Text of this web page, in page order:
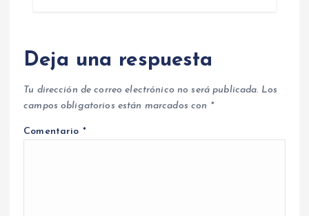
Deja una respuesta
Tu dirección de correo electrónico no será publicada. Los
campos obligatorios están marcados con *
Comentario *